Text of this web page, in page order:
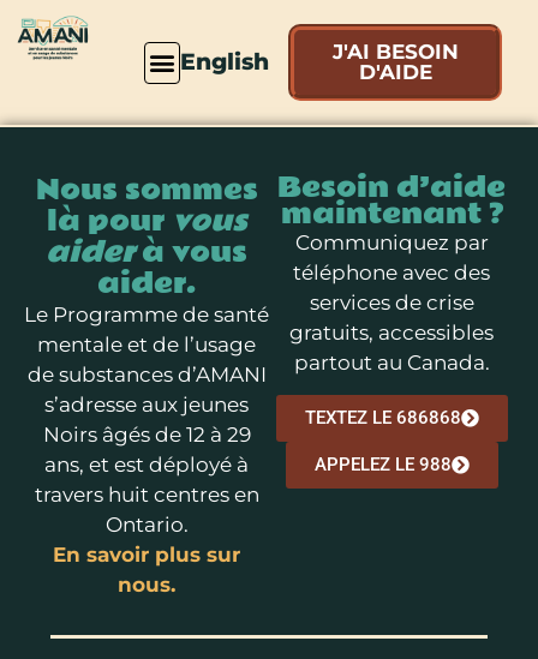
English
J'AI BESOIN
D'AIDE
Nous sommes
là pour vous
aiderà vous
aider.
Le Programme de santé
mentale et de l’usage
de substances d’AMANI
s’adresse aux jeunes
Noirs âgés de 12 à 29
ans, et est déployé à
travers huit centres en
Ontario.
En savoir plus sur
nous.
Besoin d’aide
maintenant ?
Communiquez par
téléphone avec des
services de crise
gratuits, accessibles
partout au Canada.
TEXTEZ LE 686868
APPELEZ LE 988